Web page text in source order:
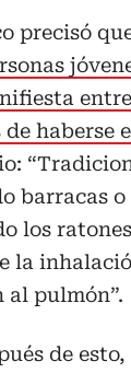
precisó
de haberse
barracas o
los
la
al pulmón”.
de esto,